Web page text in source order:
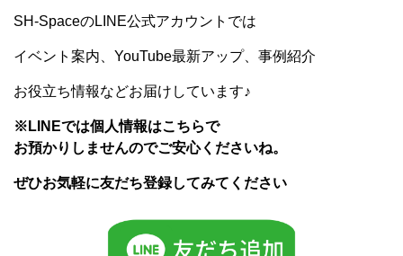
SH-SpaceのLINE公式アカウントでは
イベント案内、YouTube最新アップ、事例紹介
お役立ち情報などお届けしています♪
※LINEでは個人情報はこちらで
お預かりしませんのでご安心くださいね。
ぜひお気軽に友だち登録してみてください